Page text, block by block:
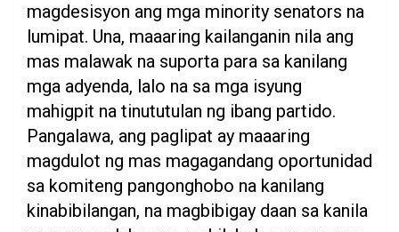
magdesisyon ang mga minority senators na
lumipat. Una, maaaring kailanganin nila ang
mas malawak na suporta para sa kanilang
mga adyenda, lalo na sa mga isyung
mahigpit na tinututulan ng ibang partido.
Pangalawa, ang paglipat ay maaaring
magdulot ng mas magagandang oportunidad
sa komiteng pangonghobo na kanilang
kinabibilangan, na magbibigay daan sa kanila